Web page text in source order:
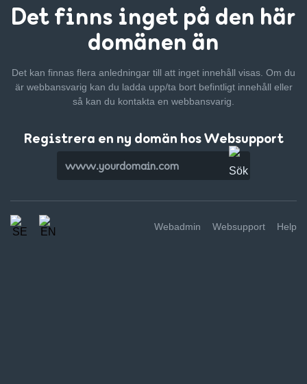
Det finns inget på den här
domänen än
Det kan finnas flera anledningar till att inget innehåll visas. Om du
är webbansvarig kan du ladda upp/ta bort befintligt innehåll eller
så kan du kontakta en webbansvarig.
Registrera en ny domän hos Websupport
Webadmin Websupport Help